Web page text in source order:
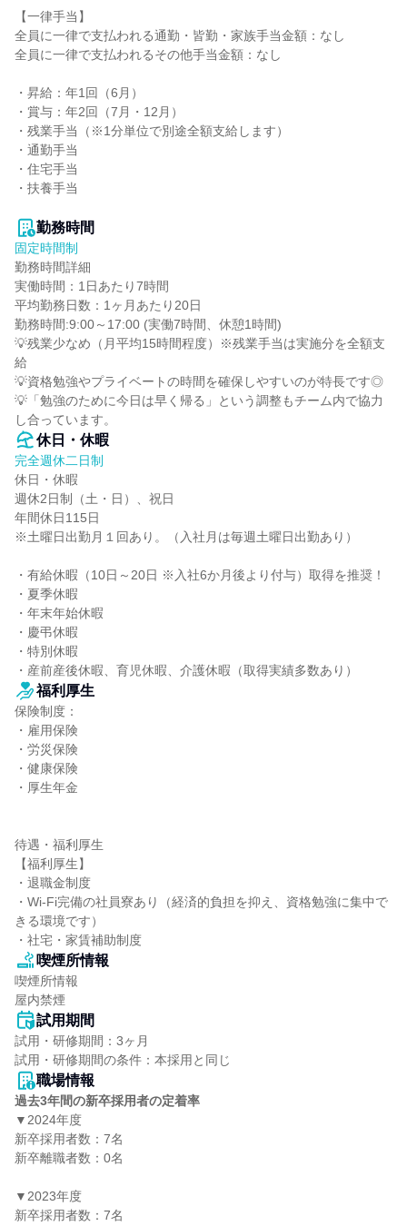
【一律手当】
全員に一律で支払われる通勤・皆勤・家族手当金額：なし
全員に一律で支払われるその他手当金額：なし
・昇給：年1回（6月）
・賞与：年2回（7月・12月）
・残業手当（※1分単位で別途全額支給します）
・通勤手当
・住宅手当
・扶養手当
勤務時間
固定時間制
勤務時間詳細
実働時間：1日あたり7時間
平均勤務日数：1ヶ月あたり20日
勤務時間:9:00～17:00 (実働7時間、休憩1時間)
💡残業少なめ（月平均15時間程度）※残業手当は実施分を全額支
給
💡資格勉強やプライベートの時間を確保しやすいのが特長です◎
💡「勉強のために今日は早く帰る」という調整もチーム内で協力
し合っています。
休日・休暇
完全週休二日制
休日・休暇
週休2日制（土・日）、祝日
年間休日115日
※土曜日出勤月１回あり。（入社月は毎週土曜日出勤あり）
・有給休暇（10日～20日 ※入社6か月後より付与）取得を推奨！
・夏季休暇
・年末年始休暇
・慶弔休暇
・特別休暇
・産前産後休暇、育児休暇、介護休暇（取得実績多数あり）
福利厚生
保険制度：
・雇用保険
・労災保険
・健康保険
・厚生年金
待遇・福利厚生
【福利厚生】
・退職金制度
・Wi-Fi完備の社員寮あり（経済的負担を抑え、資格勉強に集中で
きる環境です）
・社宅・家賃補助制度
喫煙所情報
喫煙所情報
屋内禁煙
試用期間
試用・研修期間：3ヶ月
職場情報
過去3年間の新卒採用者の定着率
▼2024年度
新卒採用者数：7名
新卒離職者数：0名
▼2023年度
新卒採用者数：7名